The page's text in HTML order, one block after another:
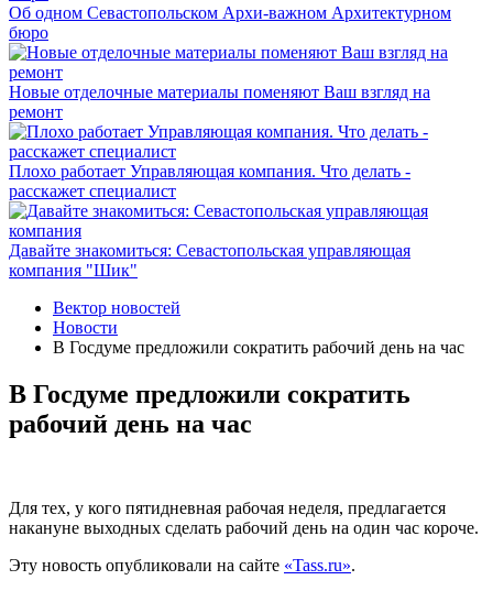
Об одном Севастопольском Архи-важном Архитектурном
бюро
Новые отделочные материалы поменяют Ваш взгляд на
ремонт
Плохо работает Управляющая компания. Что делать -
расскажет специалист
Давайте знакомиться: Севастопольская управляющая
компания "Шик"
Вектор новостей
Новости
В Госдуме предложили сократить рабочий день на час
В Госдуме предложили сократить
рабочий день на час
Для тех, у кого пятидневная рабочая неделя, предлагается
накануне выходных сделать рабочий день на один час короче.
Эту новость опубликовали на сайте «Tass.ru».